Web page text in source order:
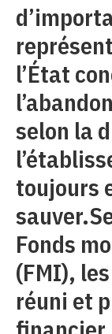
l’État
selon la
toujours
Fonds
(FMI),
réuni et